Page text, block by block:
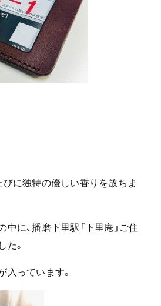
に独特の優しい香りを放ちま
に、播磨下里駅「下里庵」ご住
。
入っています。